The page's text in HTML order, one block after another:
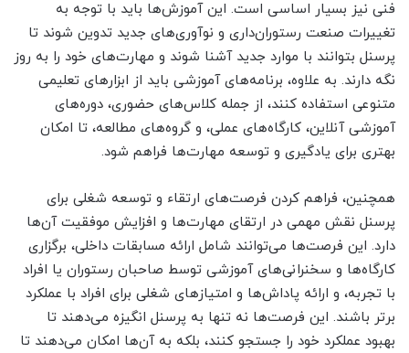
فنی نیز بسیار اساسی است. این آموزش‌ها باید با توجه به
تغییرات صنعت رستوران‌داری و نوآوری‌های جدید تدوین شوند تا
پرسنل بتوانند با موارد جدید آشنا شوند و مهارت‌های خود را به روز
نگه دارند. به علاوه، برنامه‌های آموزشی باید از ابزارهای تعلیمی
متنوعی استفاده کنند، از جمله کلاس‌های حضوری، دوره‌های
آموزشی آنلاین، کارگاه‌های عملی، و گروه‌های مطالعه، تا امکان
بهتری برای یادگیری و توسعه مهارت‌ها فراهم شود.
همچنین، فراهم کردن فرصت‌های ارتقاء و توسعه شغلی برای
پرسنل نقش مهمی در ارتقای مهارت‌ها و افزایش موفقیت آن‌ها
دارد. این فرصت‌ها می‌توانند شامل ارائه مسابقات داخلی، برگزاری
کارگاه‌ها و سخنرانی‌های آموزشی توسط صاحبان رستوران یا افراد
با تجربه، و ارائه پاداش‌ها و امتیازهای شغلی برای افراد با عملکرد
برتر باشند. این فرصت‌ها نه تنها به پرسنل انگیزه می‌دهند تا
بهبود عملکرد خود را جستجو کنند، بلکه به آن‌ها امکان می‌دهند تا